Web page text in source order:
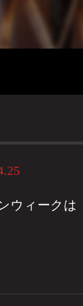
ウィークは